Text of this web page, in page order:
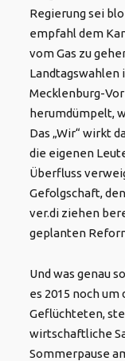
Regierung sei
empfahl dem
vom Gas zu
Landtagswahlen
Mecklenburg-
herumdümpelt,
Das „Wir“ wirkt
die eigenen
Überfluss
Gefolgschaft,
ver.di ziehen
geplanten
Und was genau
es 2015 noch
Geflüchteten,
wirtschaftliche
Sommerpause